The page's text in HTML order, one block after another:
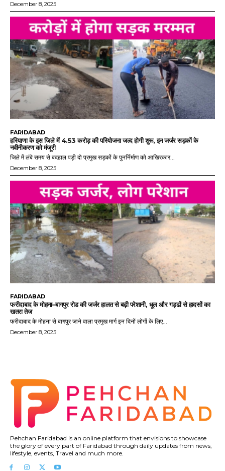
December 8, 2025
FARIDABAD
हरियाणा के इस जिले में 4.53 करोड़ की परियोजना जल्द होगी शुरू, इन जर्जर सड़कों के
नवीनीकरण को मंजूरी
जिले में लंबे समय से बदहाल पड़ी दो प्रमुख सड़कों के पुनर्निर्माण को आखिरकार...
December 8, 2025
FARIDABAD
फरीदाबाद के मोहना–बागपुर रोड की जर्जर हालत से बढ़ी परेशानी, धूल और गड्ढों से हादसों का
खतरा तेज
फरीदाबाद के मोहना से बागपुर जाने वाला प्रमुख मार्ग इन दिनों लोगों के लिए...
December 8, 2025
Pehchan Faridabad is an online platform that envisions to showcase
the glory of every part of Faridabad through daily updates from news,
lifestyle, events, Travel and much more.